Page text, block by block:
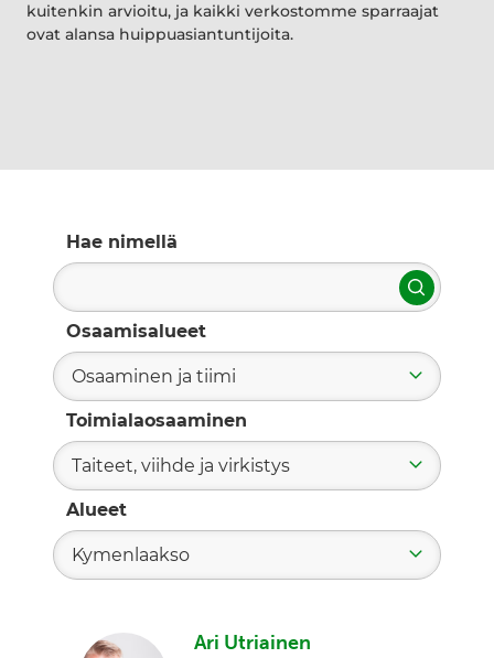
kuitenkin arvioitu, ja kaikki verkostomme sparraajat
ovat alansa huippuasiantuntijoita.
Hae nimellä
Hae
Osaamisalueet
Osaaminen ja tiimi
Toimialaosaaminen
Taiteet, viihde ja virkistys
Alueet
Kymenlaakso
Ari Utriainen